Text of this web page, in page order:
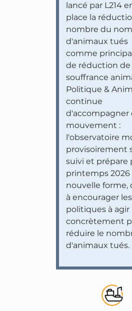
lancé par L214
place la
nombre du
d'animaux tués
comme
de réduction de
souffrance
Politique &
continue
d'accompagner
mouvement :
l'observatoire
provisoirement
suivi et prépare
printemps 2026
nouvelle forme,
à encourager les
politiques à agir
concrètement
réduire le
d'animaux tués.